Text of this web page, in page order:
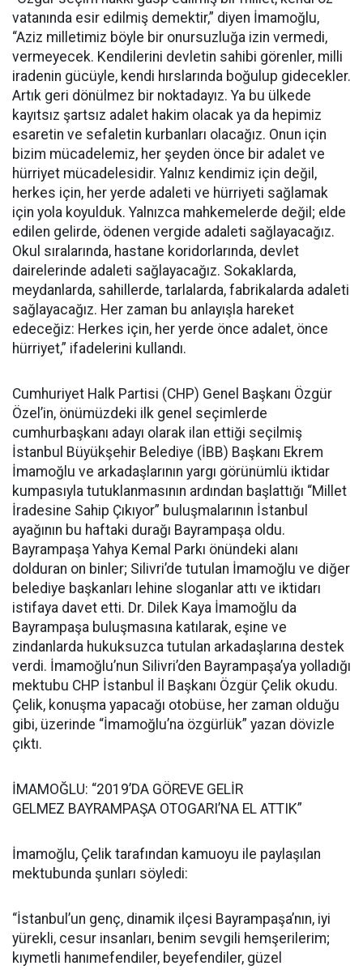
vatanında esir edilmiş demektir,” diyen İmamoğlu,
“Aziz milletimiz böyle bir onursuzluğa izin vermedi,
vermeyecek. Kendilerini devletin sahibi görenler, milli
iradenin gücüyle, kendi hırslarında boğulup gidecekler.
Artık geri dönülmez bir noktadayız. Ya bu ülkede
kayıtsız şartsız adalet hakim olacak ya da hepimiz
esaretin ve sefaletin kurbanları olacağız. Onun için
bizim mücadelemiz, her şeyden önce bir adalet ve
hürriyet mücadelesidir. Yalnız kendimiz için değil,
herkes için, her yerde adaleti ve hürriyeti sağlamak
için yola koyulduk. Yalnızca mahkemelerde değil; elde
edilen gelirde, ödenen vergide adaleti sağlayacağız.
Okul sıralarında, hastane koridorlarında, devlet
dairelerinde adaleti sağlayacağız. Sokaklarda,
meydanlarda, sahillerde, tarlalarda, fabrikalarda adaleti
sağlayacağız. Her zaman bu anlayışla hareket
edeceğiz: Herkes için, her yerde önce adalet, önce
hürriyet,” ifadelerini kullandı.
Cumhuriyet Halk Partisi (CHP) Genel Başkanı Özgür
Özel’in, önümüzdeki ilk genel seçimlerde
cumhurbaşkanı adayı olarak ilan ettiği seçilmiş
İstanbul Büyükşehir Belediye (İBB) Başkanı Ekrem
İmamoğlu ve arkadaşlarının yargı görünümlü iktidar
kumpasıyla tutuklanmasının ardından başlattığı “Millet
İradesine Sahip Çıkıyor” buluşmalarının İstanbul
ayağının bu haftaki durağı Bayrampaşa oldu.
Bayrampaşa Yahya Kemal Parkı önündeki alanı
dolduran on binler; Silivri’de tutulan İmamoğlu ve diğer
belediye başkanları lehine sloganlar attı ve iktidarı
istifaya davet etti. Dr. Dilek Kaya İmamoğlu da
Bayrampaşa buluşmasına katılarak, eşine ve
zindanlarda hukuksuzca tutulan arkadaşlarına destek
verdi. İmamoğlu’nun Silivri’den Bayrampaşa’ya yolladığı
mektubu CHP İstanbul İl Başkanı Özgür Çelik okudu.
Çelik, konuşma yapacağı otobüse, her zaman olduğu
gibi, üzerinde “İmamoğlu’na özgürlük” yazan dövizle
çıktı.
İMAMOĞLU: “2019’DA GÖREVE GELİR
GELMEZ BAYRAMPAŞA OTOGARI’NA EL ATTIK”
İmamoğlu, Çelik tarafından kamuoyu ile paylaşılan
mektubunda şunları söyledi:
“İstanbul’un genç, dinamik ilçesi Bayrampaşa’nın, iyi
yürekli, cesur insanları, benim sevgili hemşerilerim;
kıymetli hanımefendiler, beyefendiler, güzel